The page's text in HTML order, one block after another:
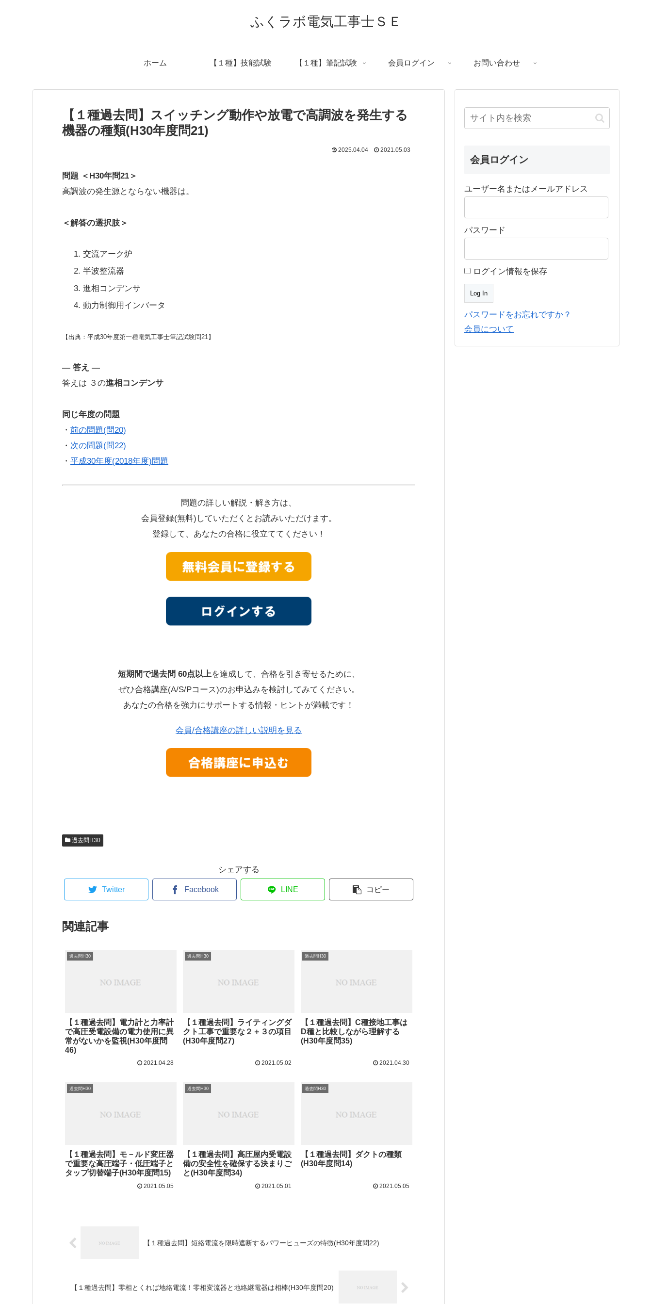
ふくラボ電気工事士ＳＥ
ホーム 【１種】技能試験 【１種】筆記試験 会員ログイン お問い合わせ
【１種過去問】スイッチング動作や放電で高調波を発生する
機器の種類(H30年度問21)
2025.04.04 2021.05.03
問題 ＜H30年問21＞
高調波の発生源とならない機器は。
＜解答の選択肢＞
交流アーク炉
半波整流器
進相コンデンサ
動力制御用インバータ
【出典：平成30年度第一種電気工事士筆記試験問21】
— 答え —
答えは ３の進相コンデンサ
同じ年度の問題
・ 前の問題(問20)
・ 次の問題(問22)
・ 平成30年度(2018年度)問題
問題の詳しい解説・解き方は、
会員登録(無料)していただくとお読みいただけます。
登録して、あなたの合格に役立ててください！
短期間で過去問 60点以上を達成して、合格を引き寄せるために、
ぜひ合格講座(A/S/Pコース)のお申込みを検討してみてください。
あなたの合格を強力にサポートする情報・ヒントが満載です！
会員/合格講座の詳しい説明を見る
過去問H30
シェアする
Twitter Facebook LINE コピー
関連記事
過去問H30
【１種過去問】電力計と力率計
で高圧受電設備の電力使用に異
常がないかを監視(H30年度問
46)
2021.04.28
過去問H30
【１種過去問】ライティングダ
クト工事で重要な２＋３の項目
(H30年度問27)
2021.05.02
過去問H30
【１種過去問】C種接地工事は
D種と比較しながら理解する
(H30年度問35)
2021.04.30
過去問H30
【１種過去問】モ－ルド変圧器
で重要な高圧端子・低圧端子と
タップ切替端子(H30年度問15)
2021.05.05
過去問H30
【１種過去問】高圧屋内受電設
備の安全性を確保する決まりご
と(H30年度問34)
2021.05.01
過去問H30
【１種過去問】ダクトの種類
(H30年度問14)
2021.05.05
【１種過去問】短絡電流を限時遮断するパワーヒューズの特徴(H30年度問22)
【１種過去問】零相とくれば地絡電流！零相変流器と地絡継電器は相棒(H30年度問20)
会員ログイン
ユーザー名またはメールアドレス
パスワード
ログイン情報を保存
パスワードをお忘れですか？
会員について